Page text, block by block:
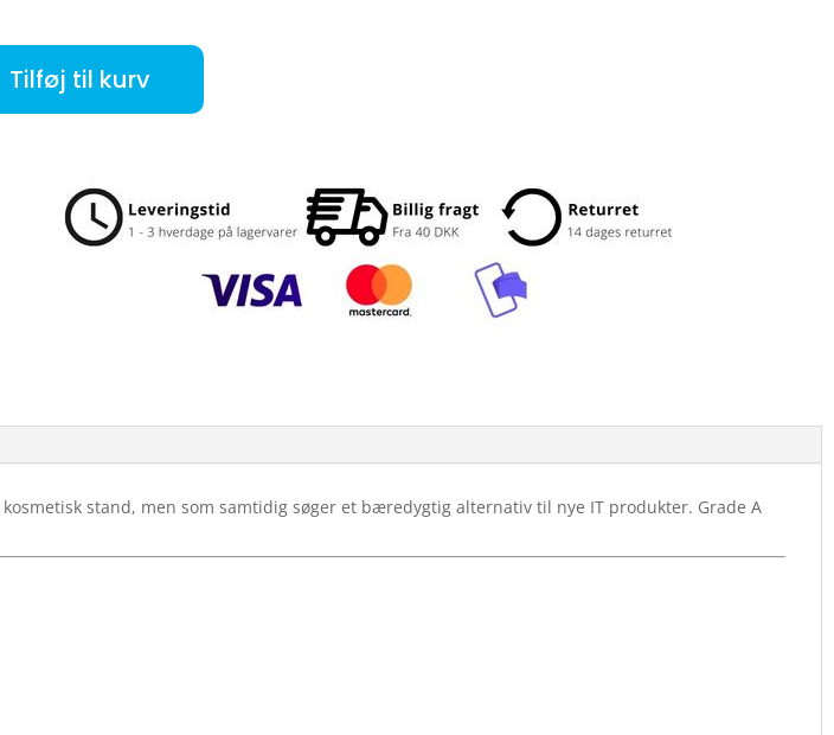
Tilføj til kurv
stand, men som samtidig søger et bæredygtig alternativ til nye IT produkter. Grade A